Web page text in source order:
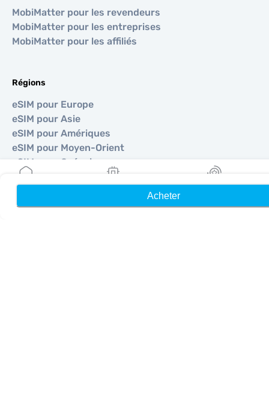
Acheter
MobiMatter pour les revendeurs
MobiMatter pour les entreprises
MobiMatter pour les affiliés
Régions
eSIM pour Europe
eSIM pour Asie
eSIM pour Amériques
eSIM pour Moyen-Orient
eSIM pour Océanie
eSIM pour Afrique